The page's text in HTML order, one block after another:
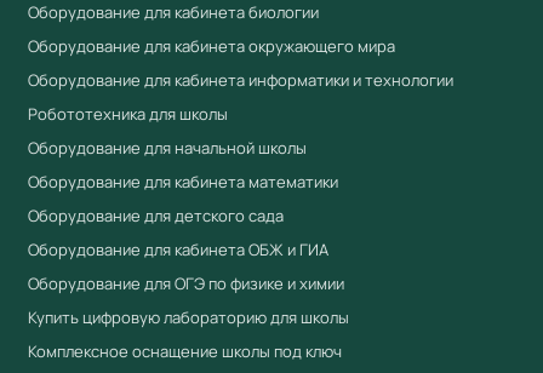
Оборудование для кабинета биологии
Оборудование для кабинета окружающего мира
Оборудование для кабинета информатики и технологии
Робототехника для школы
Оборудование для начальной школы
Оборудование для кабинета математики
Оборудование для детского сада
Оборудование для кабинета ОБЖ и ГИА
Оборудование для ОГЭ по физике и химии
Купить цифровую лабораторию для школы
Комплексное оснащение школы под ключ